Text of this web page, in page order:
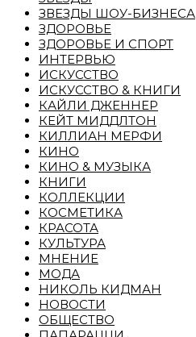
ЗВЕЗДЫ ШОУ-БИЗНЕСА
ЗДОРОВЬЕ
ЗДОРОВЬЕ И СПОРТ
ИНТЕРВЬЮ
ИСКУССТВО
ИСКУССТВО & КНИГИ
КАЙЛИ ДЖЕННЕР
КЕЙТ МИДДЛТОН
КИЛЛИАН МЕРФИ
КИНО
КИНО & МУЗЫКА
КНИГИ
КОЛЛЕКЦИИ
КОСМЕТИКА
КРАСОТА
КУЛЬТУРА
МНЕНИЕ
МОДА
НИКОЛЬ КИДМАН
НОВОСТИ
ОБЩЕСТВО